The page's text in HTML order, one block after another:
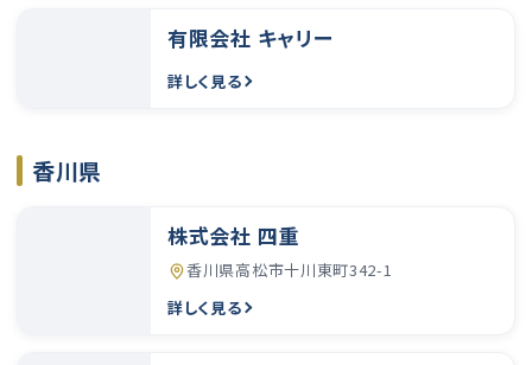
有限会社 キャリー
詳しく見る
香川県
株式会社 四重
香川県高松市十川東町342-1
詳しく見る